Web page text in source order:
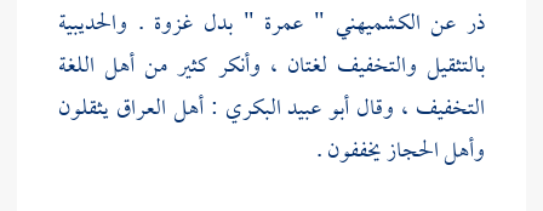
ذر عن الكشميهني " عمرة " بدل غزوة . والحديبية
بالتثقيل والتخفيف لغتان ، وأنكر كثير من أهل اللغة
التخفيف ، وقالأبو عبيد البكري :أهلالعراقيثقلون
وأهلالحجازيخففون .